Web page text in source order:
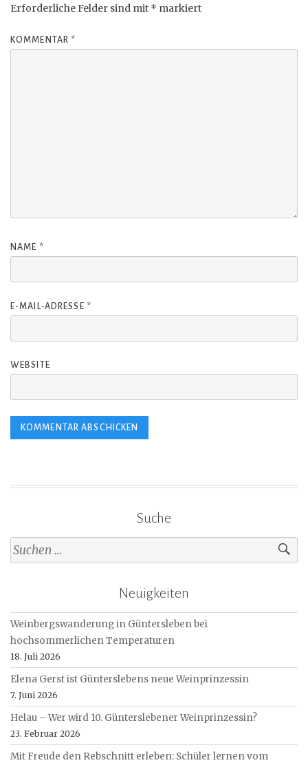
Erforderliche Felder sind mit * markiert
KOMMENTAR *
NAME *
E-MAIL-ADRESSE *
WEBSITE
Suche
Suche
nach:
Neuigkeiten
Weinbergswanderung in Güntersleben bei
hochsommerlichen Temperaturen
18. Juli 2026
Elena Gerst ist Günterslebens neue Weinprinzessin
7. Juni 2026
Helau – Wer wird 10. Günterslebener Weinprinzessin?
23. Februar 2026
Mit Freude den Rebschnitt erleben: Schüler lernen vom